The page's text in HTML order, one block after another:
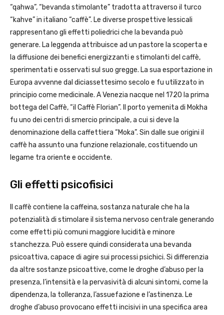
“qahwa”, “bevanda stimolante” tradotta attraverso il turco
“kahve” in italiano “caffè”. Le diverse prospettive lessicali
rappresentano gli effetti poliedrici che la bevanda può
generare. La leggenda attribuisce ad un pastore la scoperta e
la diffusione dei benefici energizzanti e stimolanti del caffè,
sperimentati e osservati sul suo gregge. La sua esportazione in
Europa avvenne dal diciassettesimo secolo e fu utilizzato in
principio come medicinale. A Venezia nacque nel 1720 la prima
bottega del Caffè, “il Caffè Florian”. Il porto yemenita di Mokha
fu uno dei centri di smercio principale, a cui si deve la
denominazione della caffettiera “Moka”. Sin dalle sue origini il
caffè ha assunto una funzione relazionale, costituendo un
legame tra oriente e occidente.
Gli effetti psicofisici
Il caffè contiene la caffeina, sostanza naturale che ha la
potenzialità di stimolare il sistema nervoso centrale generando
come effetti più comuni maggiore lucidità e minore
stanchezza. Può essere quindi considerata una bevanda
psicoattiva, capace di agire sui processi psichici. Si differenzia
da altre sostanze psicoattive, come le droghe d’abuso per la
presenza, l’intensità e la pervasività di alcuni sintomi, come la
dipendenza, la tolleranza, l’assuefazione e l’astinenza. Le
droghe d’abuso provocano effetti incisivi in una specifica area